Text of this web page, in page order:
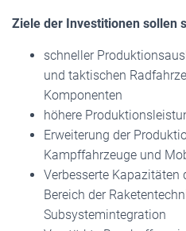
Ziele der Investitionen sollen
schneller
und taktischen
Komponenten
höhere
Erweiterung der
Kampffahrzeuge und
Verbesserte
Bereich der
Subsystemintegration